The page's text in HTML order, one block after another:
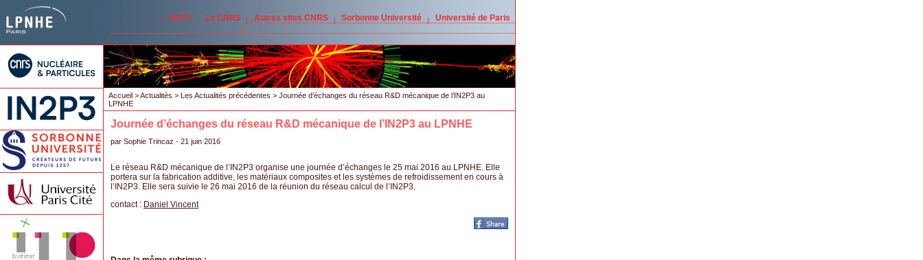
IN2P3 Le CNRS Autres sites CNRS Sorbonne Université Université de Paris
Accueil >Actualités > Les Actualités précédentes > Journée d’échanges du réseau R&D mécanique de l’IN2P3 au
LPNHE
Journée d’échanges du réseau R&D mécanique de l’IN2P3 au LPNHE
par Sophie Trincaz - 21 juin 2016
Le réseau R&D mécanique de l’IN2P3 organise une journée d’échanges le 25 mai 2016 au LPNHE. Elle
portera sur la fabrication additive, les matériaux composites et les systèmes de refroidissement en cours à
l’IN2P3. Elle sera suivie le 26 mai 2016 de la réunion du réseau calcul de l’IN2P3.
contact : Daniel Vincent